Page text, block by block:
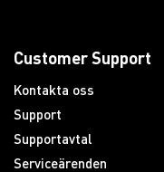
Customer Support
Kontakta oss
Support
Supportavtal
Serviceärenden